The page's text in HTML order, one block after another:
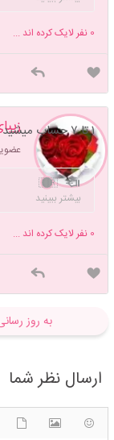
0 نفر لایک کرده اند ...
عضویت:
۱ تا ۷ حساب میشید
🇮🇷
بیشتر ببینید
0 نفر لایک کرده اند ...
به روز
ارسال نظر شما